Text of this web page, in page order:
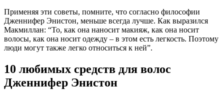
Применяя эти советы, помните, что согласно философии
Дженнифер Энистон, меньше всегда лучше. Как выразился
Макмиллан: “То, как она наносит макияж, как она носит
волосы, как она носит одежду – в этом есть легкость. Поэтому
люди могут также легко относиться к ней”.
10 любимых средств для волос
Дженнифер Энистон